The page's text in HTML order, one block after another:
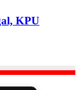
KPU